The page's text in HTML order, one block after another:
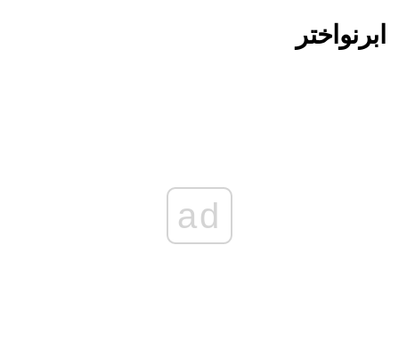
ابرنواختر
ad